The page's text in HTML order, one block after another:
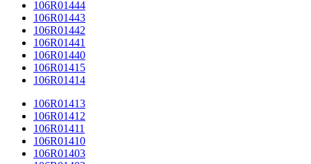
106R01444
106R01443
106R01442
106R01441
106R01440
106R01415
106R01414
106R01413
106R01412
106R01411
106R01410
106R01403